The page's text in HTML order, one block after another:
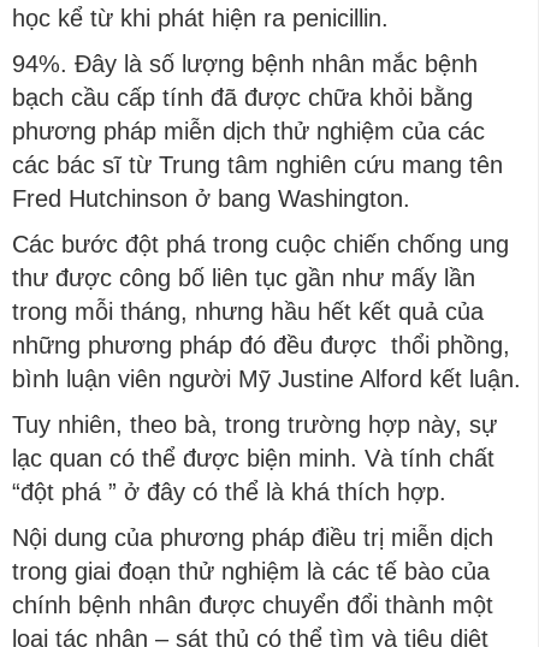
học kể từ khi phát hiện ra penicillin.
94%. Đây là số lượng bệnh nhân mắc bệnh
bạch cầu cấp tính đã được chữa khỏi bằng
phương pháp miễn dịch thử nghiệm của các
các bác sĩ từ Trung tâm nghiên cứu mang tên
Fred Hutchinson ở bang Washington.
Các bước đột phá trong cuộc chiến chống ung
thư được công bố liên tục gần như mấy lần
trong mỗi tháng, nhưng hầu hết kết quả của
những phương pháp đó đều được thổi phồng,
bình luận viên người Mỹ Justine Alford kết luận.
Tuy nhiên, theo bà, trong trường hợp này, sự
lạc quan có thể được biện minh. Và tính chất
“đột phá ” ở đây có thể là khá thích hợp.
Nội dung của phương pháp điều trị miễn dịch
trong giai đoạn thử nghiệm là các tế bào của
chính bệnh nhân được chuyển đổi thành một
loại tác nhân – sát thủ có thể tìm và tiêu diệt